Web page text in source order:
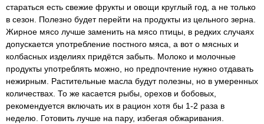
стараться есть свежие фрукты и овощи круглый год, а не только
в сезон. Полезно будет перейти на продукты из цельного зерна.
Жирное мясо лучше заменить на мясо птицы, в редких случаях
допускается употребление постного мяса, а вот о мясных и
колбасных изделиях придётся забыть. Молоко и молочные
продукты употреблять можно, но предпочтение нужно отдавать
нежирным. Растительные масла будут полезны, но в умеренных
количествах. То же касается рыбы, орехов и бобовых,
рекомендуется включать их в рацион хотя бы 1-2 раза в
неделю. Готовить лучше на пару, избегая обжаривания.